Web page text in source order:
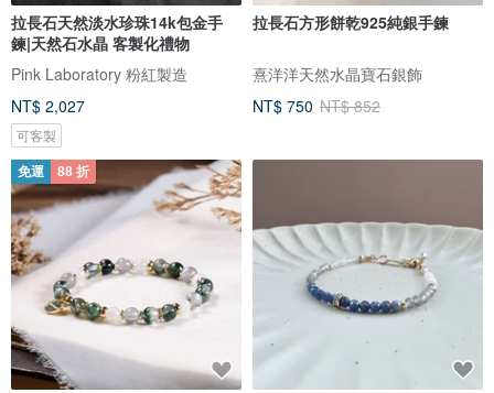
拉長石天然淡水珍珠14k包金手
鍊|天然石水晶 客製化禮物
Pink Laboratory 粉紅製造
NT$ 2,027
可客製
拉長石方形餅乾925純銀手鍊
熹洋洋天然水晶寶石銀飾
NT$ 750 NT$ 852
免運 88 折